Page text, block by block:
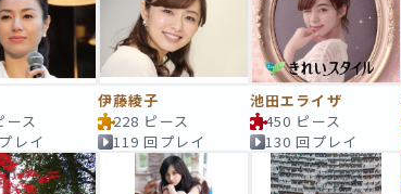
ース
レイ
伊藤綾子
228 ピース
119 回プレイ
池田エライザ
450 ピース
130 回プレイ